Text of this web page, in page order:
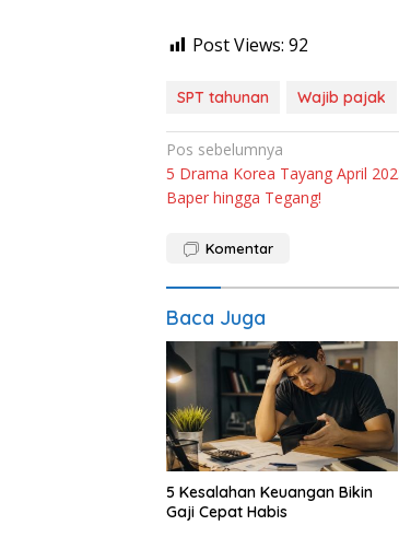
Post Views: 92
SPT tahunan Wajib pajak
Navigasi
pos
Pos sebelumnya
5 Drama Korea Tayang April
Baper hingga Tegang!
Komentar
Baca Juga
5 Kesalahan Keuangan Bikin
Gaji Cepat Habis